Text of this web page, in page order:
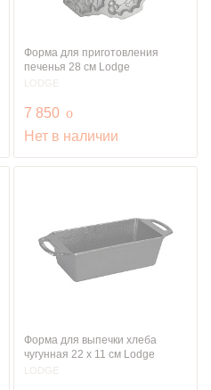
Форма для приготовления
печенья 28 см Lodge
LODGE
7 850 руб.
o
Нет в наличии
Форма для выпечки хлеба
чугунная 22 х 11 см Lodge
LODGE